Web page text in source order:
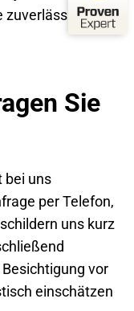
zuverlässig
Sie
bei uns
per Telefon,
uns kurz
vor
einschätzen
146
Bewertungen
Authentizität
03.08.2026